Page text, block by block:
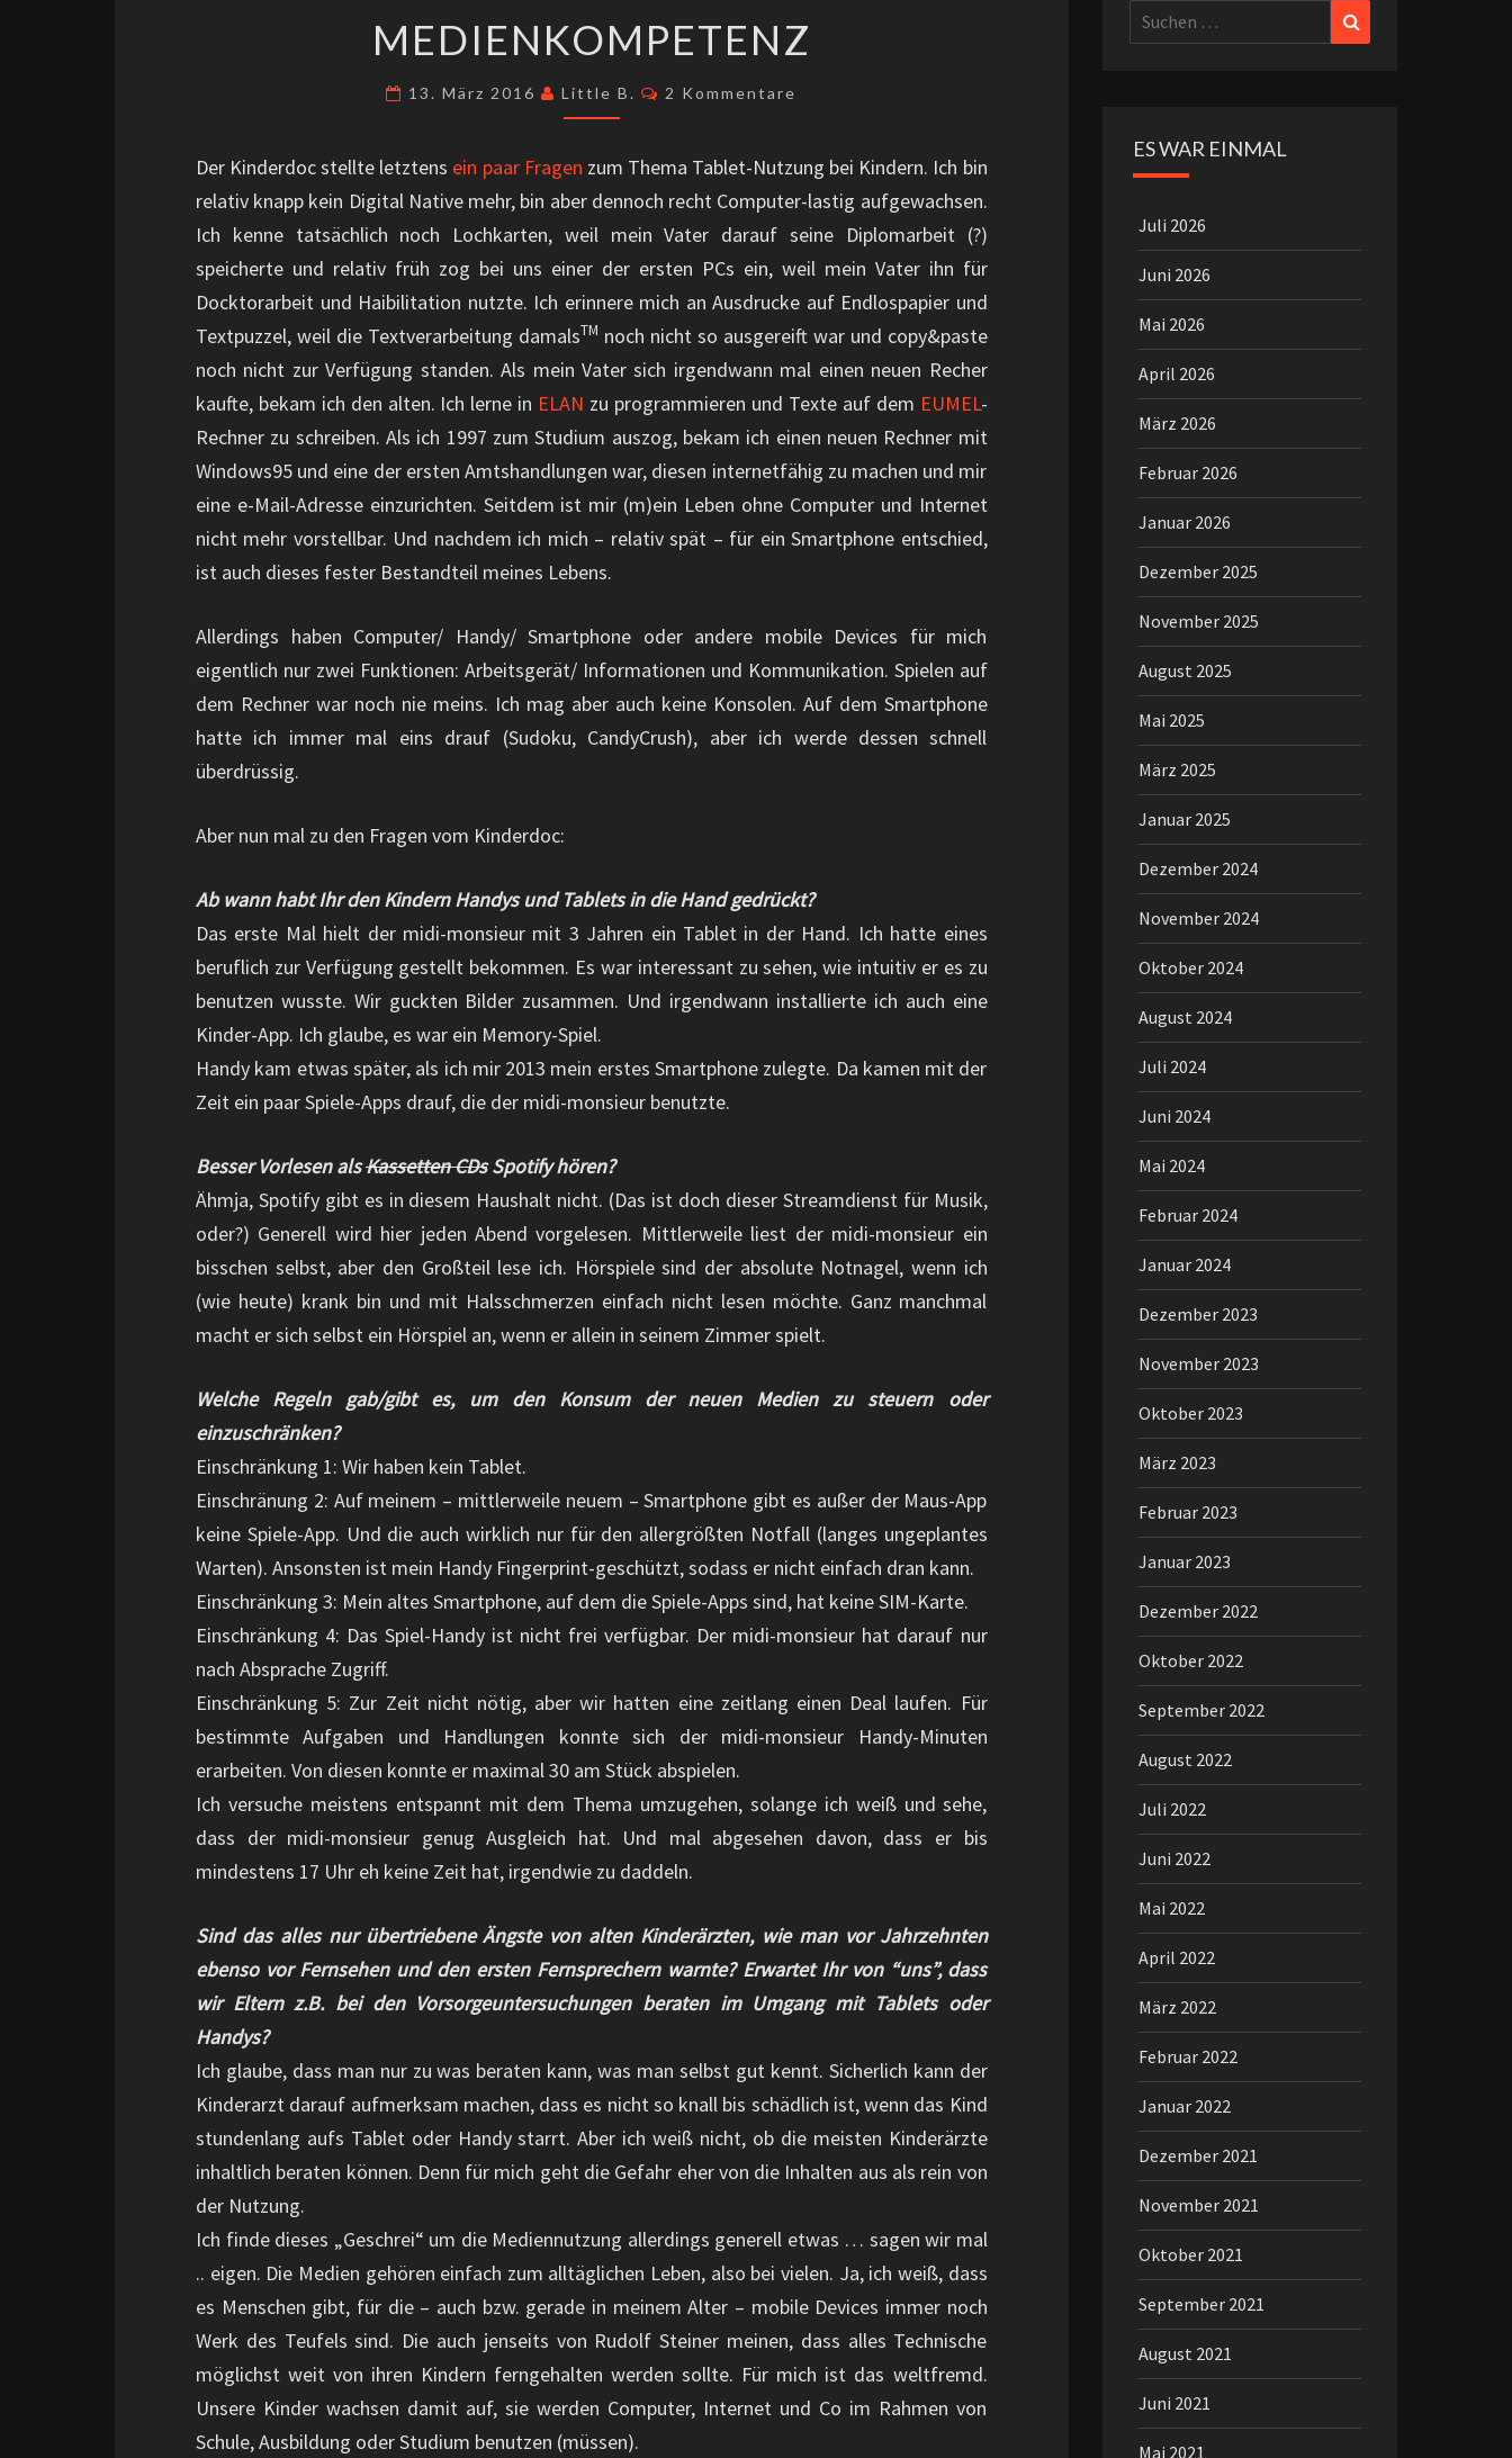
MEDIENKOMPETENZ
13. März 2016 Little B. Kommentare
2 Kommentare
Der Kinderdoc stellte letztens ein paar Fragen zum Thema Tablet-Nutzung bei Kindern. Ich bin
relativ knapp kein Digital Native mehr, bin aber dennoch recht Computer-lastig aufgewachsen.
Ich kenne tatsächlich noch Lochkarten, weil mein Vater darauf seine Diplomarbeit (?)
speicherte und relativ früh zog bei uns einer der ersten PCs ein, weil mein Vater ihn für
Docktorarbeit und Haibilitation nutzte. Ich erinnere mich an Ausdrucke auf Endlospapier und
Textpuzzel, weil die Textverarbeitung damalsTM noch nicht so ausgereift war und copy&paste
noch nicht zur Verfügung standen. Als mein Vater sich irgendwann mal einen neuen Recher
kaufte, bekam ich den alten. Ich lerne in ELAN zu programmieren und Texte auf dem EUMEL-
Rechner zu schreiben. Als ich 1997 zum Studium auszog, bekam ich einen neuen Rechner mit
Windows95 und eine der ersten Amtshandlungen war, diesen internetfähig zu machen und mir
eine e-Mail-Adresse einzurichten. Seitdem ist mir (m)ein Leben ohne Computer und Internet
nicht mehr vorstellbar. Und nachdem ich mich – relativ spät – für ein Smartphone entschied,
ist auch dieses fester Bestandteil meines Lebens.
Allerdings haben Computer/ Handy/ Smartphone oder andere mobile Devices für mich
eigentlich nur zwei Funktionen: Arbeitsgerät/ Informationen und Kommunikation. Spielen auf
dem Rechner war noch nie meins. Ich mag aber auch keine Konsolen. Auf dem Smartphone
hatte ich immer mal eins drauf (Sudoku, CandyCrush), aber ich werde dessen schnell
überdrüssig.
Aber nun mal zu den Fragen vom Kinderdoc:
Ab wann habt Ihr den Kindern Handys und Tablets in die Hand gedrückt?
Das erste Mal hielt der midi-monsieur mit 3 Jahren ein Tablet in der Hand. Ich hatte eines
beruflich zur Verfügung gestellt bekommen. Es war interessant zu sehen, wie intuitiv er es zu
benutzen wusste. Wir guckten Bilder zusammen. Und irgendwann installierte ich auch eine
Kinder-App. Ich glaube, es war ein Memory-Spiel.
Handy kam etwas später, als ich mir 2013 mein erstes Smartphone zulegte. Da kamen mit der
Zeit ein paar Spiele-Apps drauf, die der midi-monsieur benutzte.
Besser Vorlesen alsKassetten CDsSpotify hören?
Ähmja, Spotify gibt es in diesem Haushalt nicht. (Das ist doch dieser Streamdienst für Musik,
oder?) Generell wird hier jeden Abend vorgelesen. Mittlerweile liest der midi-monsieur ein
bisschen selbst, aber den Großteil lese ich. Hörspiele sind der absolute Notnagel, wenn ich
(wie heute) krank bin und mit Halsschmerzen einfach nicht lesen möchte. Ganz manchmal
macht er sich selbst ein Hörspiel an, wenn er allein in seinem Zimmer spielt.
Welche Regeln gab/gibt es, um den Konsum der neuen Medien zu steuern oder
einzuschränken?
Einschränkung 1: Wir haben kein Tablet.
Einschränung 2: Auf meinem – mittlerweile neuem – Smartphone gibt es außer der Maus-App
keine Spiele-App. Und die auch wirklich nur für den allergrößten Notfall (langes ungeplantes
Warten). Ansonsten ist mein Handy Fingerprint-geschützt, sodass er nicht einfach dran kann.
Einschränkung 3: Mein altes Smartphone, auf dem die Spiele-Apps sind, hat keine SIM-Karte.
Einschränkung 4: Das Spiel-Handy ist nicht frei verfügbar. Der midi-monsieur hat darauf nur
nach Absprache Zugriff.
Einschränkung 5: Zur Zeit nicht nötig, aber wir hatten eine zeitlang einen Deal laufen. Für
bestimmte Aufgaben und Handlungen konnte sich der midi-monsieur Handy-Minuten
erarbeiten. Von diesen konnte er maximal 30 am Stück abspielen.
Ich versuche meistens entspannt mit dem Thema umzugehen, solange ich weiß und sehe,
dass der midi-monsieur genug Ausgleich hat. Und mal abgesehen davon, dass er bis
mindestens 17 Uhr eh keine Zeit hat, irgendwie zu daddeln.
Sind das alles nur übertriebene Ängste von alten Kinderärzten, wie man vor Jahrzehnten
ebenso vor Fernsehen und den ersten Fernsprechern warnte? Erwartet Ihr von “uns”, dass
wir Eltern z.B. bei den Vorsorgeuntersuchungen beraten im Umgang mit Tablets oder
Handys?
Ich glaube, dass man nur zu was beraten kann, was man selbst gut kennt. Sicherlich kann der
Kinderarzt darauf aufmerksam machen, dass es nicht so knall bis schädlich ist, wenn das Kind
stundenlang aufs Tablet oder Handy starrt. Aber ich weiß nicht, ob die meisten Kinderärzte
inhaltlich beraten können. Denn für mich geht die Gefahr eher von die Inhalten aus als rein von
der Nutzung.
Ich finde dieses „Geschrei“ um die Mediennutzung allerdings generell etwas … sagen wir mal
.. eigen. Die Medien gehören einfach zum alltäglichen Leben, also bei vielen. Ja, ich weiß, dass
es Menschen gibt, für die – auch bzw. gerade in meinem Alter – mobile Devices immer noch
Werk des Teufels sind. Die auch jenseits von Rudolf Steiner meinen, dass alles Technische
möglichst weit von ihren Kindern ferngehalten werden sollte. Für mich ist das weltfremd.
Unsere Kinder wachsen damit auf, sie werden Computer, Internet und Co im Rahmen von
Schule, Ausbildung oder Studium benutzen (müssen).
Suchen
nach:
ES WAR EINMAL
Juli 2026
Juni 2026
Mai 2026
April 2026
März 2026
Februar 2026
Januar 2026
Dezember 2025
November 2025
August 2025
Mai 2025
März 2025
Januar 2025
Dezember 2024
November 2024
Oktober 2024
August 2024
Juli 2024
Juni 2024
Mai 2024
Februar 2024
Januar 2024
Dezember 2023
November 2023
Oktober 2023
März 2023
Februar 2023
Januar 2023
Dezember 2022
Oktober 2022
September 2022
August 2022
Juli 2022
Juni 2022
Mai 2022
April 2022
März 2022
Februar 2022
Januar 2022
Dezember 2021
November 2021
Oktober 2021
September 2021
August 2021
Juni 2021
Mai 2021